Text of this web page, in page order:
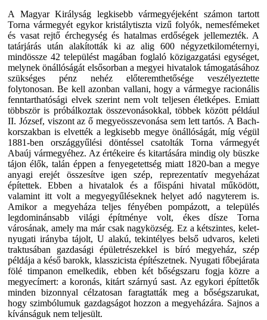
A Magyar Királyság legkisebb vármegyéjeként számon tartott
Torna vármegyét egykor kristálytiszta vizű folyók, nemesfémeket
és vasat rejtő érchegység és hatalmas erdőségek jellemezték. A
tatárjárás után alakították ki az alig 600 négyzetkilométernyi,
mindössze 42 települést magában foglaló közigazgatási egységet,
melynek önállóságát elsősorban a megyei hivatalok támogatásához
szükséges pénz nehéz előteremthetősége veszélyeztette
folytonosan. Be kell azonban vallani, hogy a vármegye racionális
fenntarthatósági elvek szerint nem volt teljesen életképes. Emiatt
többször is próbálkoztak összevonásokkal, többek között például
II. József, viszont az ő megyeösszevonása sem lett tartós. A Bach-
korszakban is elvették a legkisebb megye önállóságát, míg végül
1881-ben országgyűlési döntéssel csatolták Torna vármegyét
Abaúj vármegyéhez. Az értékeire és kitartására mindig oly büszke
tájon élők, talán éppen a fenyegetettség miatt 1820-ban a megye
anyagi erejét összesítve igen szép, reprezentatív megyeházat
építettek. Ebben a hivatalok és a főispáni hivatal működött,
valamint itt volt a megyegyűléseknek helyet adó nagyterem is.
Amikor a megyeháza teljes fényében pompázott, a település
legdominánsabb világi építménye volt, ékes dísze Torna
városának, amely ma már csak nagyközség. Ez a kétszintes, kelet-
nyugati irányba tájolt, U alakú, tekintélyes belső udvaros, keleti
traktusában gazdasági épületrészekkel is bíró megyeház, szép
példája a késő barokk, klasszicista építészetnek. Nyugati főbejárata
fölé timpanon emelkedik, ebben két bőségszaru fogja közre a
megyecímert: a koronás, kitárt szárnyú sast. Az egykori építtetők
minden bizonnyal célzatosan faragtatták meg a bőségszarukat,
hogy szimbólumuk gazdagságot hozzon a megyeházára. Sajnos a
kívánságuk nem teljesült.